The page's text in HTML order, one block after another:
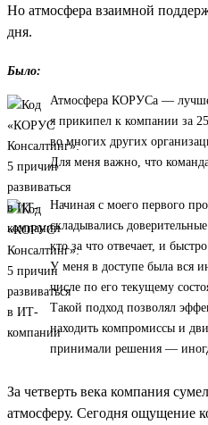
Но атмосфера взаимной
дня.
Было:
Атмосфера КОРУСа —
я прикипел к компании за
во многих других
Для меня важно, что команда
Начиная с моего первого
складывались
кто за что отвечает, и
У меня в доступе была вся
числе по его текущему
Такой подход позволял
находить компромиссы и
принимали решения —
За четверть века компания
атмосферу. Сегодня ощущение